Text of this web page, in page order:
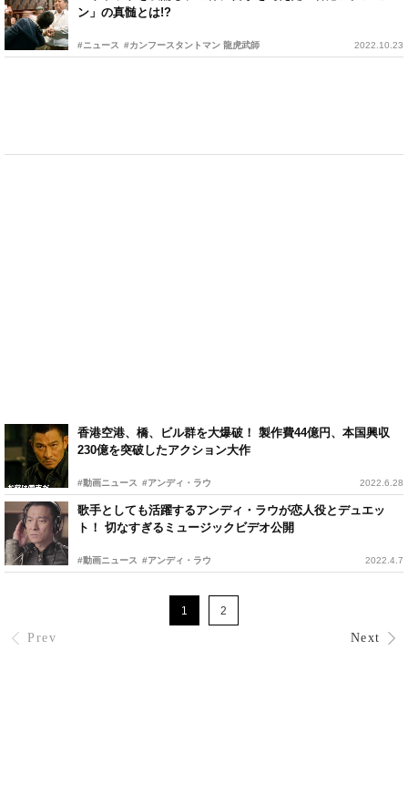
ン」の真髄とは!?
#ニュース #カンフースタントマン 龍虎武師 2022.10.23
香港空港、橋、ビル群を大爆破！ 製作費44億円、本国興収
230億を突破したアクション大作
#動画ニュース #アンディ・ラウ 2022.6.28
歌手としても活躍するアンディ・ラウが恋人役とデュエッ
ト！ 切なすぎるミュージックビデオ公開
#動画ニュース #アンディ・ラウ 2022.4.7
Prev
1 2
Next